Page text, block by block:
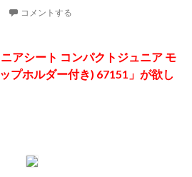
コメントする
ニアシート コンパクトジュニア モ
プホルダー付き) 67151」が欲し